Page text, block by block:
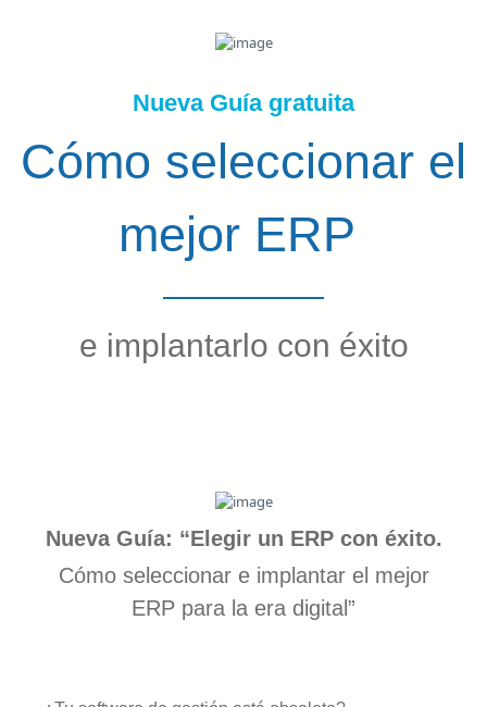
Nueva Guía gratuita
Cómo seleccionar el
mejor ERP
e implantarlo con éxito
Nueva Guía: “Elegir un ERP con éxito.
Cómo seleccionar e implantar el mejor
ERP para la era digital”